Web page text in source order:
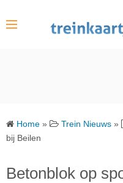
Home » Trein Nieuws »
bij Beilen
Betonblok op